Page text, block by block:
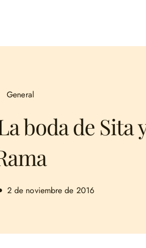
General
boda de Sita
2 de noviembre de 2016